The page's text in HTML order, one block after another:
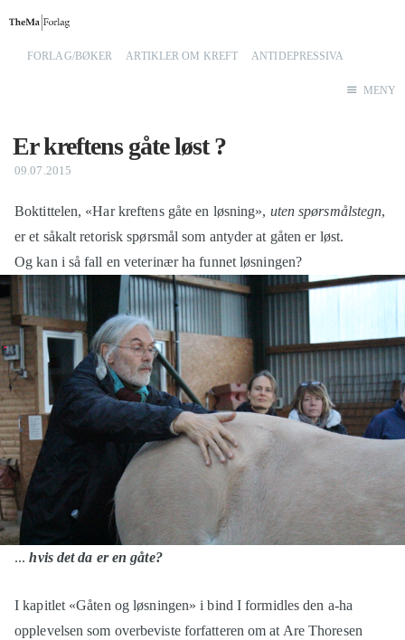
Kjøp bøker
FORLAG/BØKER ARTIKLER OM KREFT ANTIDEPRESSIVA
MENY
Er kreftens gåte løst ?
09.07.2015
Boktittelen, «Har kreftens gåte en løsning», uten spørsmålstegn,
er et såkalt retorisk spørsmål som antyder at gåten er løst.
Og kan i så fall en veterinær ha funnet løsningen?
...hvis det da er en gåte?
I kapitlet «Gåten og løsningen» i bind I formidles den a-ha
opplevelsen som overbeviste forfatteren om at Are Thoresen